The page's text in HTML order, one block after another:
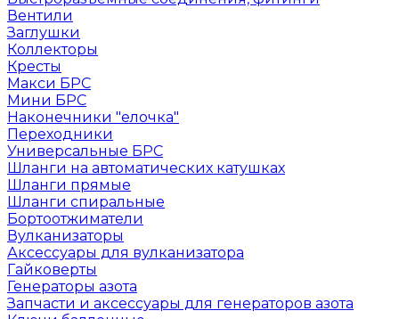
Вентили
Заглушки
Коллекторы
Кресты
Макси БРС
Мини БРС
Наконечники "елочка"
Переходники
Универсальные БРС
Шланги на автоматических катушках
Шланги прямые
Шланги спиральные
Бортоотжиматели
Вулканизаторы
Аксессуары для вулканизатора
Гайковерты
Генераторы азота
Запчасти и аксессуары для генераторов азота